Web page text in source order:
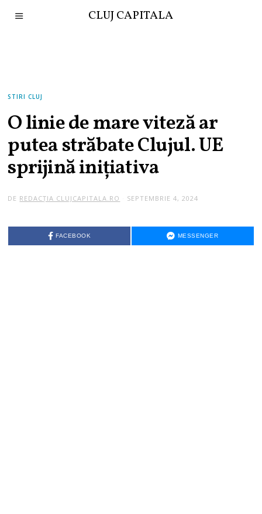
CLUJ CAPITALA
STIRI CLUJ
O linie de mare viteză ar
putea străbate Clujul. UE
sprijină inițiativa
DE REDACȚIA CLUJCAPITALA.RO SEPTEMBRIE 4, 2024
FACEBOOK MESSENGER